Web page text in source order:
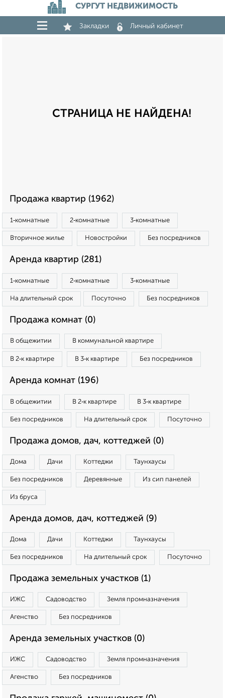
СУРГУТ НЕДВИЖИМОСТЬ
Закладки Личный кабинет
СТРАНИЦА НЕ НАЙДЕНА!
Продажа квартир (1962)
1‑комнатные 2‑комнатные 3‑комнатные
Вторичное жилье Новостройки Без посредников
Аренда квартир (281)
1‑комнатные 2‑комнатные 3‑комнатные
На длительный срок Посуточно Без посредников
Продажа комнат (0)
В общежитии В коммунальной квартире
В 2‑к квартире В 3‑к квартире Без посредников
Аренда комнат (196)
В общежитии В 2‑к квартире В 3‑к квартире
Без посредников На длительный срок Посуточно
Продажа домов, дач, коттеджей (0)
Дома Дачи Коттеджи Таунхаусы
Без посредников Деревянные Из сип панелей
Из бруса
Аренда домов, дач, коттеджей (9)
Дома Дачи Коттеджи Таунхаусы
Без посредников На длительный срок Посуточно
Продажа земельных участков (1)
ИЖС Садоводство Земля промназначения
Агенство Без посредников
Аренда земельных участков (0)
ИЖС Садоводство Земля промназначения
Агенство Без посредников